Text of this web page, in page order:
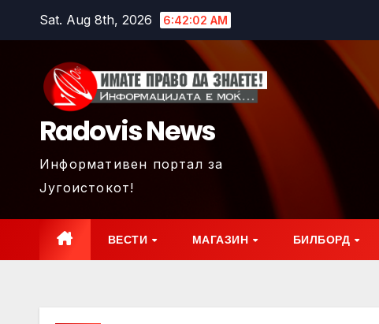
Sat. Aug 8th, 2026 6:42:04 AM
Radovis News
Информативен портал за
Југоистокот!
ВЕСТИ МАГАЗИН БИЛБОРД